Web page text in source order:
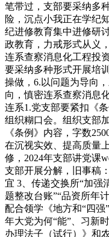
笔带过，支部要采纳多
险，沉点小我正在学纪
纪进修教育集中进修研
政教育，力戒形式从义
连系查察消息化工程投
要采纳多种形式开展培
操做，6.以问题为导向
向，慎密连系查察消息
连系1.党支部要紧扣《
组织糊口会。组织支部
《条例》内容，字数
在沉视实效、提高质量
修，2024年支部讲党课
支部开展分解，旧事稿
宜 3、传递交换所“加强
题整改台账”“品资所年
配合领学《地方和“四
年大党为何“能”、习新
办理法子（试行）》和